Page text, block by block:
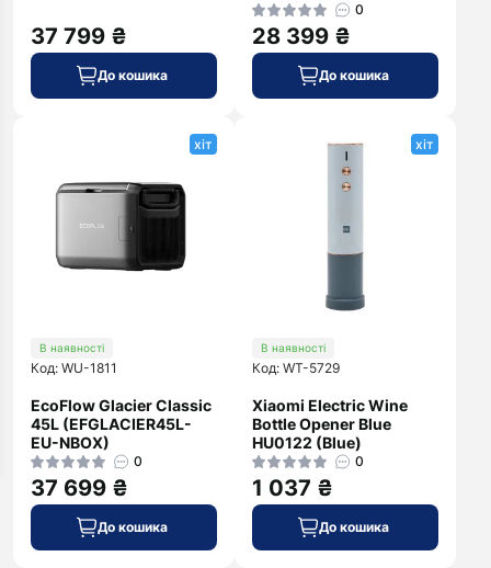
37 799 ₴
До кошика
0
28 399 ₴
До кошика
хіт
В наявності
Код: WU-1811
EcoFlow Glacier Classic
45L (EFGLACIER45L-
EU-NBOX)
0
37 699 ₴
До кошика
хіт
В наявності
Код: WT-5729
Xiaomi Electric Wine
Bottle Opener Blue
HU0122 (Blue)
0
1 037 ₴
До кошика